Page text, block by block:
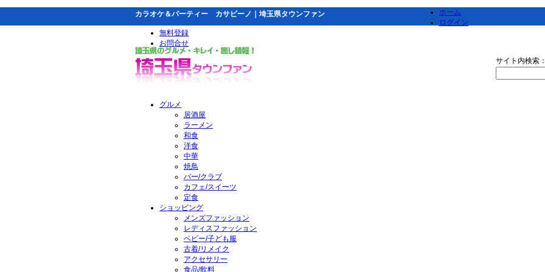
カラオケ＆パーティー カサビーノ｜埼玉県タウンファン
ホーム
ログイン
無料登録
お問合せ
サイト内検索
グルメ
居酒屋
ラーメン
和食
洋食
中華
焼鳥
バー/クラブ
カフェ/スイーツ
定食
ショッピング
メンズファッション
レディスファッション
ベビー/子ども服
古着/リメイク
アクセサリー
食品/飲料